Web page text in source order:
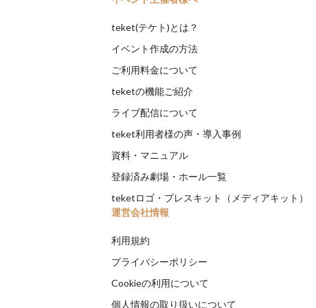
teket(テケト)とは？
イベント作成の方法
ご利用料金について
teketの機能ご紹介
ライブ配信について
teket利用者様の声・導入事例
資料・マニュアル
登録済み劇場・ホール一覧
teketロゴ・プレスキット（メディアキット）
運営会社情報
利用規約
プライバシーポリシー
Cookieの利用について
個人情報の取り扱いについて